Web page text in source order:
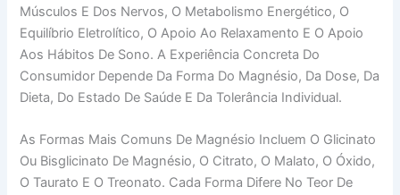
Músculos E Dos Nervos, O Metabolismo Energético, O
Equilíbrio Eletrolítico, O Apoio Ao Relaxamento E O Apoio
Aos Hábitos De Sono. A Experiência Concreta Do
Consumidor Depende Da Forma Do Magnésio, Da Dose, Da
Dieta, Do Estado De Saúde E Da Tolerância Individual.
As Formas Mais Comuns De Magnésio Incluem O Glicinato
Ou Bisglicinato De Magnésio, O Citrato, O Malato, O Óxido,
O Taurato E O Treonato. Cada Forma Difere No Teor De